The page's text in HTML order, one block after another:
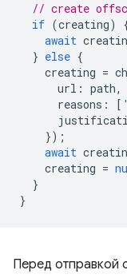
// create
if (creating)
await
} else {
creating =
url : path,
reasons : [
});
await
creating =
}
}
Перед отправкой